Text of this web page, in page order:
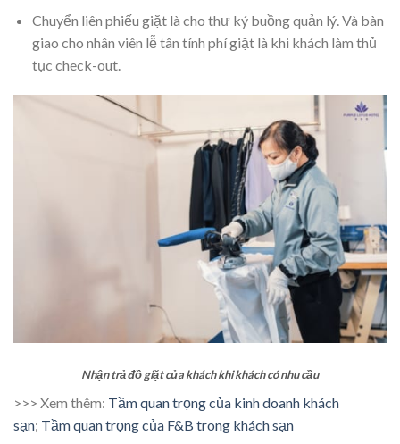
Chuyển liên phiếu giặt là cho thư ký buồng quản lý. Và bàn
giao cho nhân viên lễ tân tính phí giặt là khi khách làm thủ
tục check-out.
Nhận trả đồ giặt của khách khi khách có nhu cầu
>>> Xem thêm: Tầm quan trọng của kinh doanh khách
sạn; Tầm quan trọng của F&B trong khách sạn